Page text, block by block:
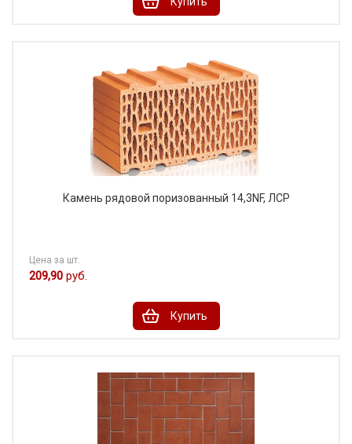
Камень рядовой поризованный 14,3NF, ЛСР
Цена за шт.
209,90 руб.
Купить